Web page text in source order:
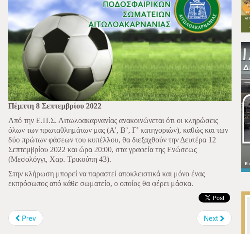
Πέμπτη 8 Σεπτεμβρίου 2022
Από την Ε.Π.Σ. Αιτωλοακαρνανίας ανακοινώνεται ότι οι κληρώσεις
όλων των πρωταθλημάτων μας (Α’, Β’, Γ’ κατηγοριών), καθώς και των
δύο πρώτων φάσεων του κυπέλλου, θα διεξαχθούν την Δευτέρα 12
Σεπτεμβρίου 2022 και ώρα 20:00, στα γραφεία της Ενώσεως
(Μεσολόγγι, Χαρ. Τρικούπη 43).
Στην κλήρωση μπορεί να παραστεί αποκλειστικά και μόνο ένας
εκπρόσωπος από κάθε σωματείο, ο οποίος θα φέρει μάσκα.
Prev Next